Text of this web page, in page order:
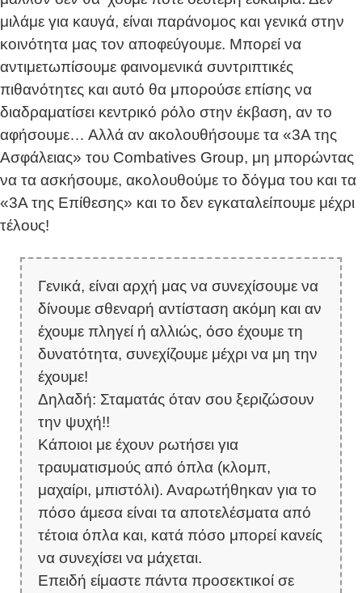
μιλάμε για καυγά, είναι παράνομος και γενικά στην
κοινότητα μας τον αποφεύγουμε. Μπορεί να
αντιμετωπίσουμε φαινομενικά συντριπτικές
πιθανότητες και αυτό θα μπορούσε επίσης να
διαδραματίσει κεντρικό ρόλο στην έκβαση, αν το
αφήσουμε… Αλλά αν ακολουθήσουμε τα «3Α της
Ασφάλειας» του Combatives Group, μη μπορώντας
να τα ασκήσουμε, ακολουθούμε το δόγμα του και τα
«3Α της Επίθεσης» και το δεν εγκαταλείπουμε μέχρι
τέλους!
Γενικά, είναι αρχή μας να συνεχίσουμε να
δίνουμε σθεναρή αντίσταση ακόμη και αν
έχουμε πληγεί ή αλλιώς, όσο έχουμε τη
δυνατότητα, συνεχίζουμε μέχρι να μη την
έχουμε!
Δηλαδή: Σταματάς όταν σου ξεριζώσουν
την ψυχή!!
Κάποιοι με έχουν ρωτήσει για
τραυματισμούς από όπλα (κλομπ,
μαχαίρι, μπιστόλι). Αναρωτήθηκαν για το
πόσο άμεσα είναι τα αποτελέσματα από
τέτοια όπλα και, κατά πόσο μπορεί κανείς
να συνεχίσει να μάχεται.
Επειδή είμαστε πάντα προσεκτικοί σε